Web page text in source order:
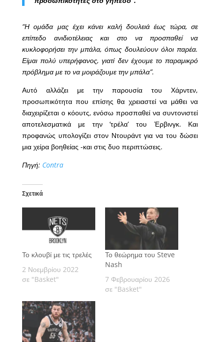
“Η ομάδα μας έχει κάνει καλή δουλειά έως τώρα, σε
επίπεδο ανιδιοτέλειας και στο να προσπαθεί να
κυκλοφορήσει την μπάλα, όπως δουλεύουν όλοι παρέα.
Είμαι πολύ υπερήφανος, γιατί δεν έχουμε το παραμικρό
πρόβλημα με το να μοιράζουμε την μπάλα”.
Αυτό αλλάζει με την παρουσία του Χάρντεν,
προσωπικότητα που επίσης θα χρειαστεί να μάθει να
διαχειρίζεται ο κόουτς, ενόσω προσπαθεί να συντονιστεί
αποτελεσματικά με την ‘τρέλα’ του Έρβινγκ. Και
προφανώς υπολογίζει στον Ντουράντ για να του δώσει
μια χείρα βοηθείας -και στις δυο περιπτώσεις.
Πηγή: Contra
Σχετικά
Το κλουβί με τις τρελές
2 Νοεμβρίου 2022
σε "Basket"
Το θεώρημα του Steve
Nash
7 Φεβρουαρίου 2026
σε "Basket"